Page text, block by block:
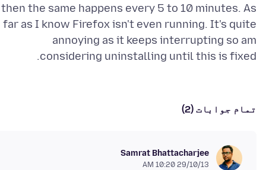
then the same happens every 5 to 10 minutes. As
far as I know Firefox isn't even running. It's quite
annoying as it keeps interrupting so am
considering uninstalling until this is fixed.
تمام جوابات (2)
Samrat Bhattacharjee
29/10/13 10:20 AM